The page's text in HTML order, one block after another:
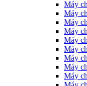
Máy
Máy
Máy
Máy
Máy
Máy
Máy
Máy
Máy